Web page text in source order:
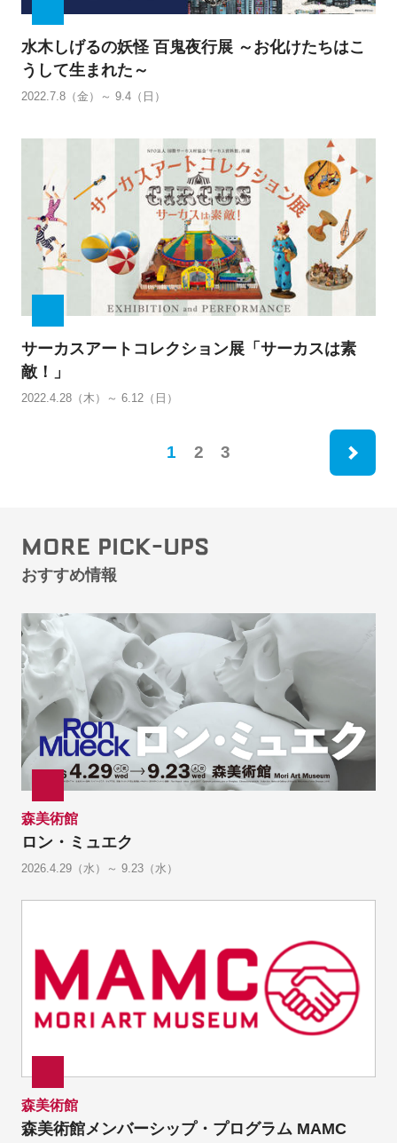
水木しげるの妖怪 百鬼夜行展 ～お化けたちはこ
うして生まれた～
2022.7.8（金）～ 9.4（日）
サーカスアートコレクション展「サーカスは素
敵！」
2022.4.28（木）～ 6.12（日）
1 2 3
MORE PICK-UPS
おすすめ情報
森美術館
ロン・ミュエク
2026.4.29（水）～ 9.23（水）
森美術館
森美術館メンバーシップ・プログラム MAMC